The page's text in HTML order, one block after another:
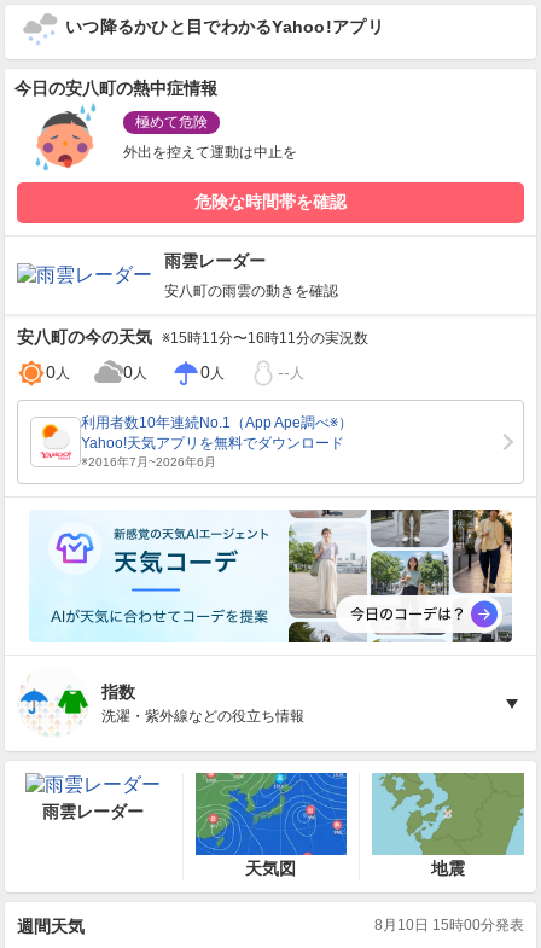
いつ降るかひと目でわかるYahoo!アプリ
今日の安八町の熱中症情報
極めて危険
外出を控えて運動は中止を
危険な時間帯を確認
雨雲レーダー
安八町の雨雲の動きを確認
安八町の今の天気 ※15時11分〜16時11分の実況数
0人 0人 0人 -- 人
指数
洗濯・紫外線などの役立ち情報
雨雲レーダー
天気図 地震
週間天気 8月10日 15時00分発表